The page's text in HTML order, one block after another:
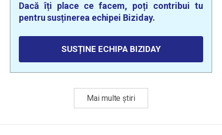
Dacă îți place ce facem, poți contribui tu
pentru susținerea echipei Biziday.
SUSȚINE ECHIPA BIZIDAY
Mai multe știri